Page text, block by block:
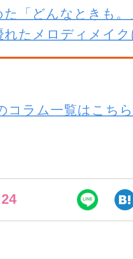
た「どんなときも。
れたメロディメイ
コラム一覧はこち
24